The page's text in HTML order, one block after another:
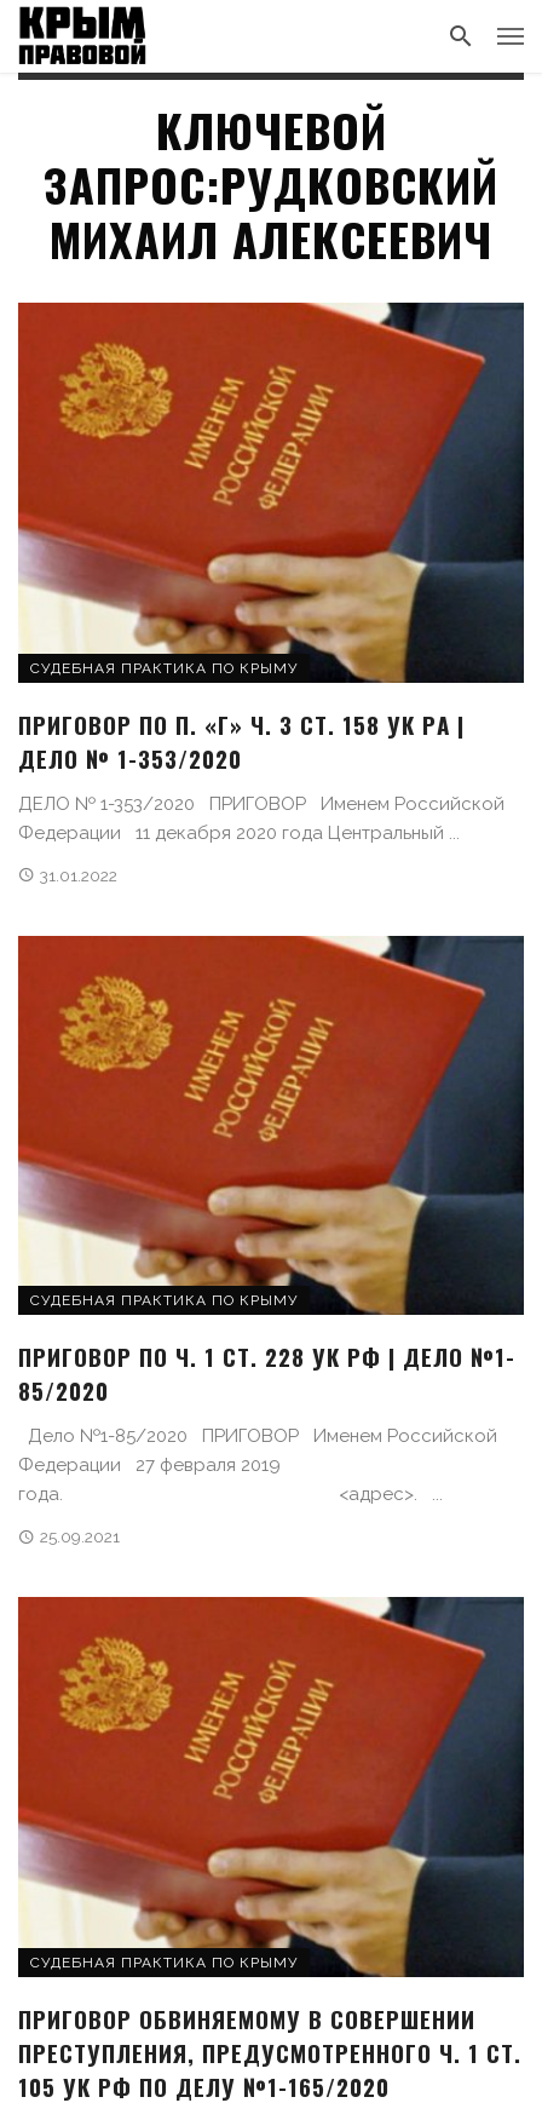
КЛЮЧЕВОЙ
ЗАПРОС:РУДКОВСКИЙ
МИХАИЛ АЛЕКСЕЕВИЧ
СУДЕБНАЯ ПРАКТИКА ПО КРЫМУ
ПРИГОВОР ПО П. «Г» Ч. 3 СТ. 158 УК РA |
ДЕЛО № 1-353/2020
ДЕЛО № 1-353/2020 ПРИГОВОР Именем Российской
Федерации 11 декабря 2020 года Центральный ...
31.01.2022
СУДЕБНАЯ ПРАКТИКА ПО КРЫМУ
ПРИГОВОР ПО Ч. 1 СТ. 228 УК РФ | ДЕЛО №1-
85/2020
Дело №1-85/2020 ПРИГОВОР Именем Российской
Федерации 27 февраля 2019
года. <адрес>. ...
25.09.2021
СУДЕБНАЯ ПРАКТИКА ПО КРЫМУ
ПРИГОВОР ОБВИНЯЕМОМУ В СОВЕРШЕНИИ
ПРЕСТУПЛЕНИЯ, ПРЕДУСМОТРЕННОГО Ч. 1 СТ.
105 УК РФ ПО ДЕЛУ №1-165/2020